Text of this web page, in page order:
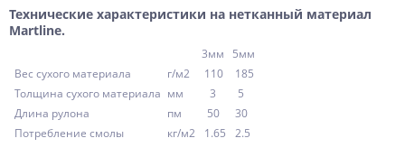
Технические характеристики на нетканный материал
Martline.
3мм
5мм
Вес сухого материала
г/м2 110
185
Толщина сухого материала мм 3
5
Длина рулона
пм 50
30
Потребление смолы
кг/м2 1.65 2.5